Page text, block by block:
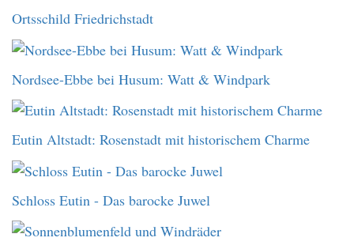
Ortsschild Friedrichstadt
Nordsee-Ebbe bei Husum: Watt & Windpark
Eutin Altstadt: Rosenstadt mit historischem Charme
Schloss Eutin - Das barocke Juwel